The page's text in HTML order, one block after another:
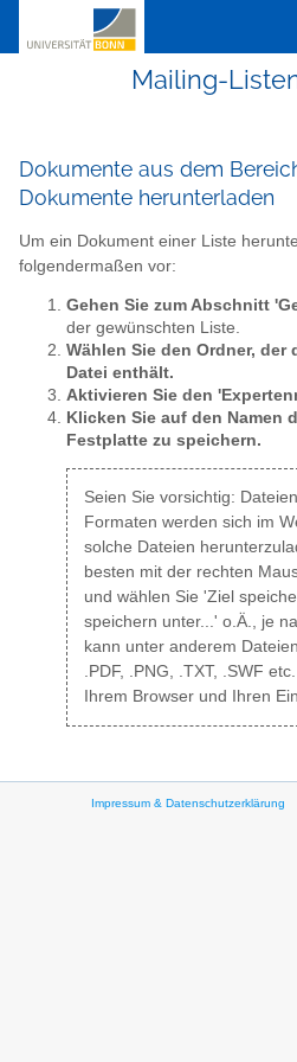
Mailing-
Dokumente aus dem
Dokumente herunterladen
Um ein Dokument einer Liste
folgendermaßen vor:
Gehen Sie zum Abschnitt
der gewünschten Liste.
Wählen Sie den Ordner, der
Datei enthält.
Aktivieren Sie den
Klicken Sie auf den Namen
Festplatte zu speichern.
Seien Sie vorsichtig:
Formaten werden sich im
solche Dateien
besten mit der rechten
und wählen Sie 'Ziel
speichern unter...' o.Ä., je
kann unter anderem
.PDF, .PNG, .TXT, .SWF
Ihrem Browser und Ihren
Impressum & Datenschutzerklärung